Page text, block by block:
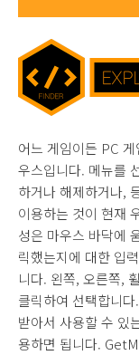
어느 게임이든 PC
우스입니다. 메뉴를
하거나 해제하거나,
이용하는 것이 현재
성은 마우스 바닥에
릭했는지에 대한 입
니다. 왼쪽, 오른쪽,
클릭하여 선택합니
받아서 사용할 수
용하면 됩니다.